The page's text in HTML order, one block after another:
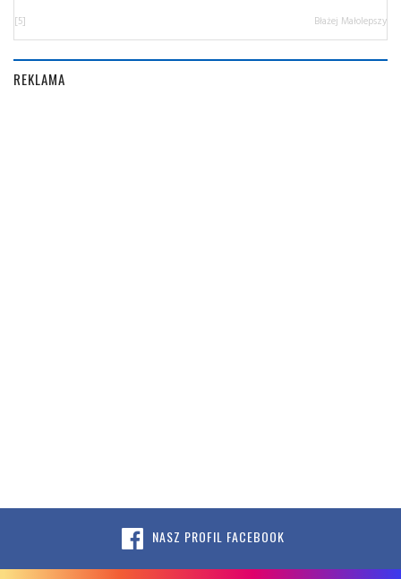
[5] Błażej Małolepszy
REKLAMA
NASZ PROFIL FACEBOOK